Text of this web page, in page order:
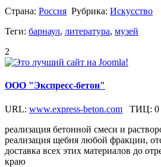
Страна: Россия Рубрика: Искусство
Теги: барнаул, литература, музей
2
ООО "Экспресс-бетон"
URL: www.express-beton.com ТИЦ: 0
реализация бетонной смеси и
реализация щебня любой фракции,
доставка всех этих материалов до
краю